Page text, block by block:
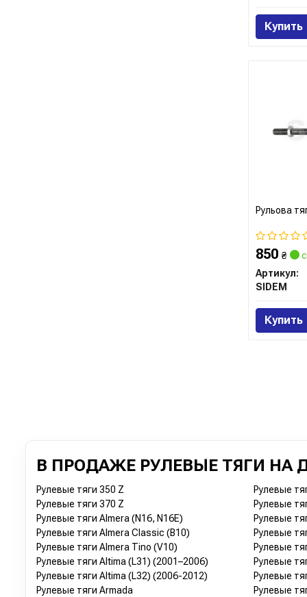
Купить
Рульова
850 ₴
Артикул:
SIDEM
Купить
В ПРОДАЖЕ РУЛЕВЫЕ ТЯГИ НА
Рулевые тяги 350 Z
Рулевые тяги 370 Z
Рулевые тяги Almera (N16, N16E)
Рулевые тяги Almera Classic (B10)
Рулевые тяги Almera Tino (V10)
Рулевые тяги Altima (L31) (2001–2006)
Рулевые тяги Altima (L32) (2006-2012)
Рулевые тяги Armada
Рулевые
Рулевые
Рулевые
Рулевые
Рулевые
Рулевые
Рулевые
Рулевые